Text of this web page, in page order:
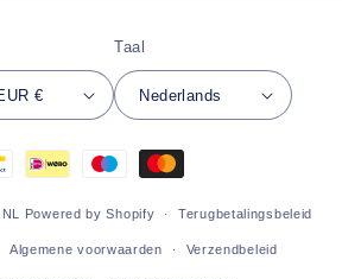
Nederland | EUR €
Taal
Nederlands
Powered by Shopify Terugbetalingsbeleid
Algemene voorwaarden Verzendbeleid